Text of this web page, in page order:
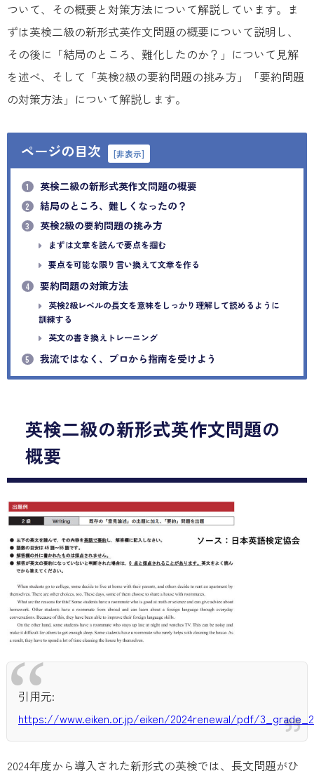
ついて、その概要と対策方法について解説しています。ま
ずは英検二級の新形式英作文問題の概要について説明し、
その後に「結局のところ、難化したのか？」について見解
を述べ、そして「英検2級の要約問題の挑み方」「要約問題
の対策方法」について解説します。
ページの目次 [非表示]
1 英検二級の新形式英作文問題の概要
2 結局のところ、難しくなったの？
3 英検2級の要約問題の挑み方
まずは文章を読んで要点を掴む
要点を可能な限り言い換えて文章を作る
4 要約問題の対策方法
英検2級レベルの長文を意味をしっかり理解して読めるように
訓練する
英文の書き換えトレーニング
5 我流ではなく、プロから指南を受けよう
英検二級の新形式英作文問題の
概要
引用元:
https://www.eiken.or.jp/eiken/2024renewal/pdf/
2024年度から導入された新形式の英検では、長文問題がひ